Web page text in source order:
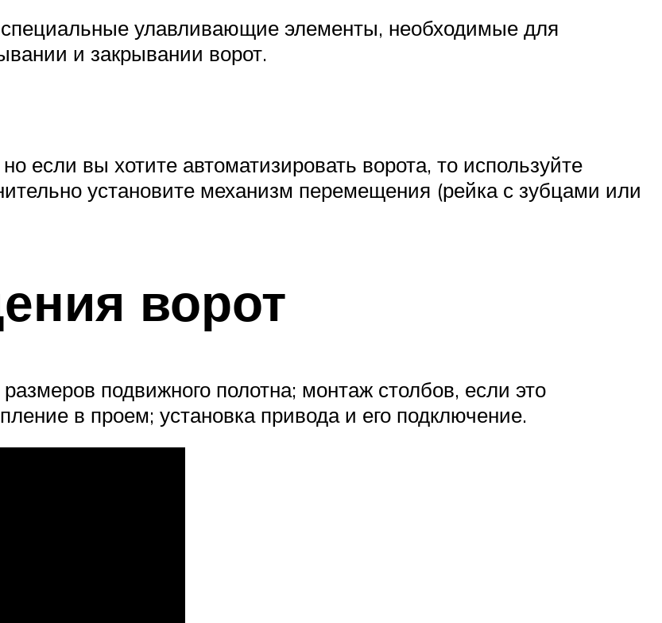
специальные улавливающие элементы, необходимые для
и закрывании ворот.
если вы хотите автоматизировать ворота, то используйте
установите механизм перемещения (рейка с зубцами или
ворот
подвижного полотна; монтаж столбов, если это
в проем; установка привода и его подключение.